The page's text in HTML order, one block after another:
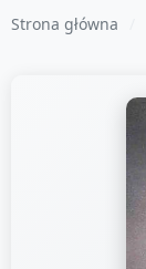
Strona główna